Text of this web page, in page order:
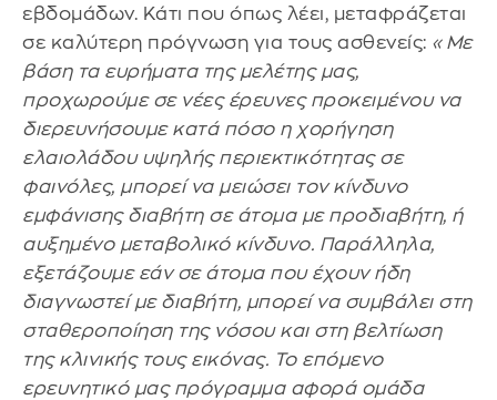
εβδομάδων. Κάτι που όπως λέει, μεταφράζεται
σε καλύτερη πρόγνωση για τους ασθενείς: «Με
βάση τα ευρήματα της μελέτης μας,
προχωρούμε σε νέες έρευνες προκειμένου να
διερευνήσουμε κατά πόσο η χορήγηση
ελαιολάδου υψηλής περιεκτικότητας σε
φαινόλες, μπορεί να μειώσει τον κίνδυνο
εμφάνισης διαβήτη σε άτομα με προδιαβήτη, ή
αυξημένο μεταβολικό κίνδυνο. Παράλληλα,
εξετάζουμε εάν σε άτομα που έχουν ήδη
διαγνωστεί με διαβήτη, μπορεί να συμβάλει στη
σταθεροποίηση της νόσου και στη βελτίωση
της κλινικής τους εικόνας. Το επόμενο
ερευνητικό μας πρόγραμμα αφορά ομάδα